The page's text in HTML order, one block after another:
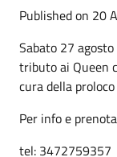
Published on 20
Sabato 27
tributo ai Queen
cura della
Per info e
tel: